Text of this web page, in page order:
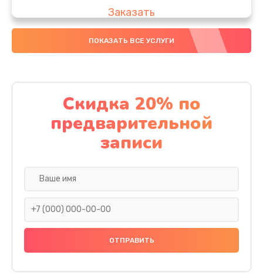
Заказать
Замена южного моста
Заказать
Чистка от пыли
1060 руб.
Заказать
Ремонт подсветки
ПОКАЗАТЬ ВСЕ УСЛУГИ
Скидка 20% по
предварительной
записи